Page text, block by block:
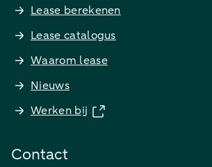
Lease berekenen
Lease catalogus
Waarom lease
Nieuws
Werken bij
Contact